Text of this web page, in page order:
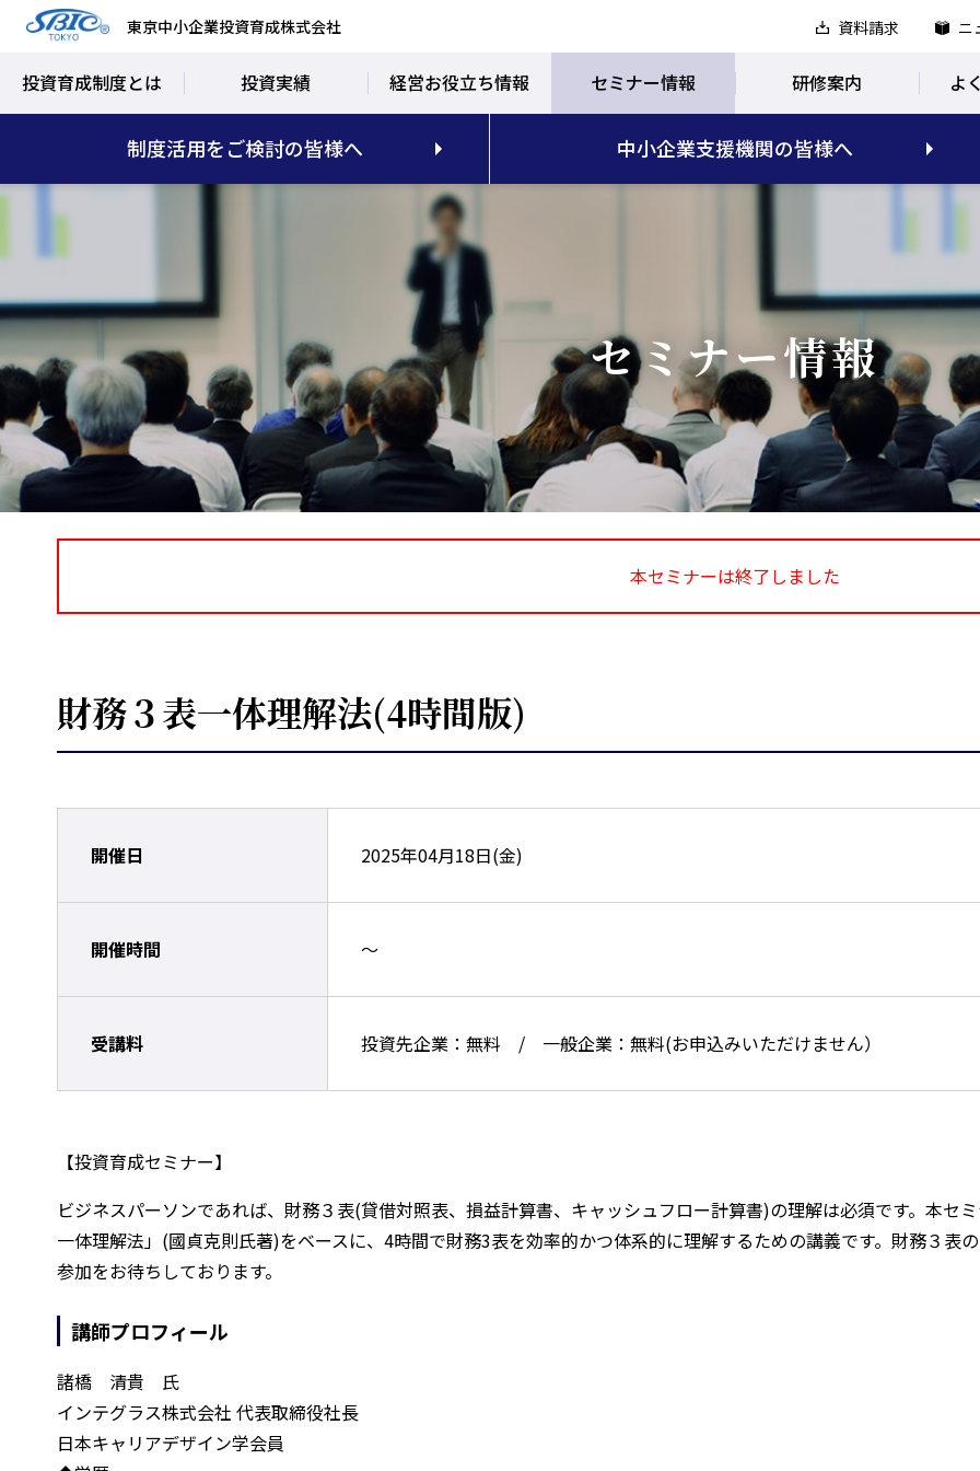
東京中小企業投資育成株式会社 資料請求 ニ
投資育成制度とは 投資実績 経営お役立ち情報 セミナー情報 研修案内 よ
制度活用をご検討の皆様へ 中小企業支援機関の皆様へ
セミナー情報
本セミナーは終了しました
財務３表一体理解法(4時間版)
開催日 2025年04月18日(金)
開催時間 ～
受講料 投資先企業：無料 / 一般企業：無料(お申込みいただけません）
【投資育成セミナー】
ビジネスパーソンであれば、財務３表(貸借対照表、損益計算書、キャッシュフロー計算書)の理解は必須です。本セ
一体理解法」(國貞克則氏著)をベースに、4時間で財務3表を効率的かつ体系的に理解するための講義です。財務３表
参加をお待ちしております。
講師プロフィール
諸橋 清貴 氏
インテグラス株式会社 代表取締役社長
日本キャリアデザイン学会員